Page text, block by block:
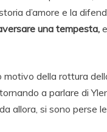
d’amore e la
una tempesta,
della rottura
a parlare di
allora, si sono perse